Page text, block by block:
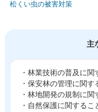
松くい虫の被害対策
主
・林業技術の普及に関
・保安林の管理に関す
・林地開発の規制に関
・自然保護に関するこ